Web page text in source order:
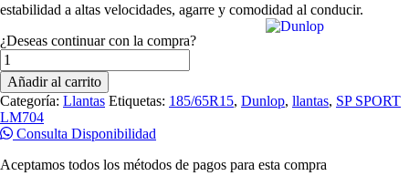
estabilidad a altas velocidades, agarre y comodidad al conducir.
¿Deseas continuar con la compra?
Llantas
Dunlop
SP
SPORT
LM704
185/65R15
Añadir al carrito
Categoría: Llantas Etiquetas: 185/65R15, Dunlop, llantas, SP SPORT
LM704
Consulta Disponibilidad
Aceptamos todos los métodos de pagos para esta compra